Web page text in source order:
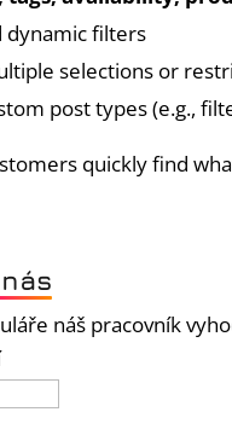
dynamic filters
selections or
post types (e.g.,
quickly find
náš pracovník